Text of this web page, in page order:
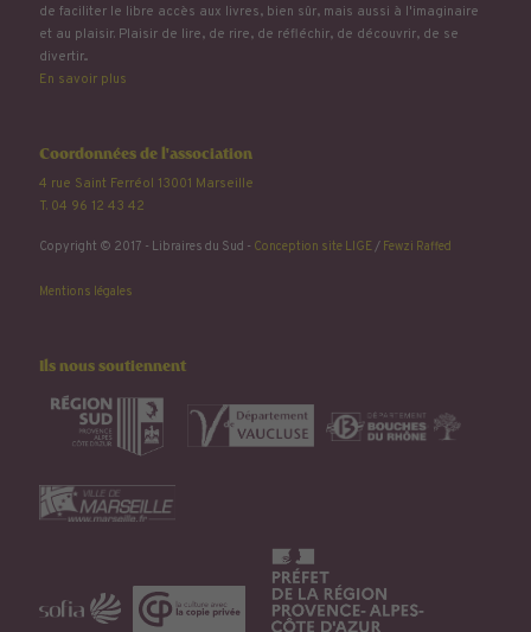
de faciliter le libre accès aux livres, bien sûr, mais aussi à l'imaginaire
et au plaisir. Plaisir de lire, de rire, de réfléchir, de découvrir, de se
divertir...
En savoir plus
Coordonnées de l'association
4 rue Saint Ferréol 13001 Marseille
T. 04 96 12 43 42
Copyright © 2017 - Libraires du Sud - Conception site LIGE/ Fewzi Raffed
Mentions légales
Ils nous soutiennent